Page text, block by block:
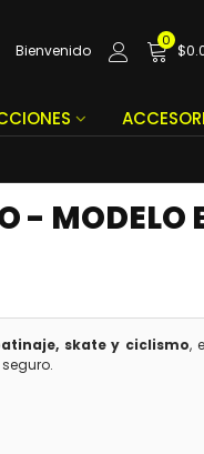
Bienvenido
0
- MODELO
skate y ciclismo,